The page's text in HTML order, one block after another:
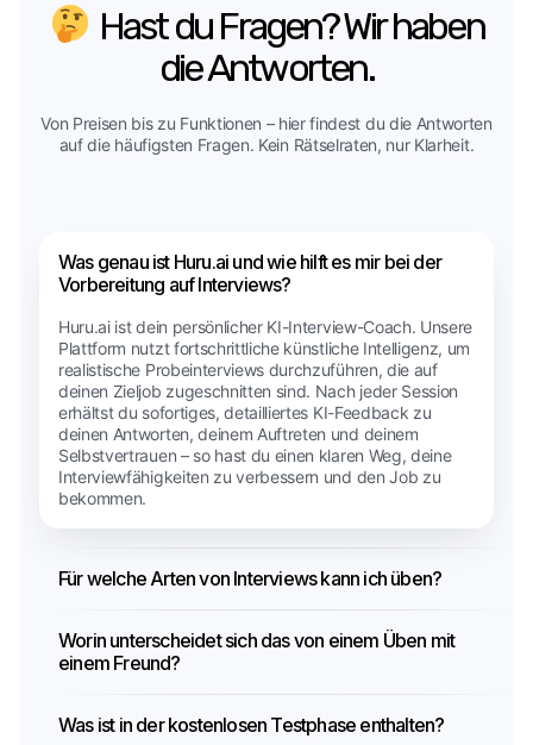
Hast du Fragen? Wir haben
die Antworten.
Von Preisen bis zu Funktionen – hier findest du die Antworten
auf die häufigsten Fragen. Kein Rätselraten, nur Klarheit.
Was genau ist Huru.ai und wie hilft es mir bei der
Vorbereitung auf Interviews?
Huru.ai ist dein persönlicher KI-Interview-Coach. Unsere
Plattform nutzt fortschrittliche künstliche Intelligenz, um
realistische Probeinterviews durchzuführen, die auf
deinen Zieljob zugeschnitten sind. Nach jeder Session
erhältst du sofortiges, detailliertes KI-Feedback zu
deinen Antworten, deinem Auftreten und deinem
Selbstvertrauen – so hast du einen klaren Weg, deine
Interviewfähigkeiten zu verbessern und den Job zu
bekommen.
Für welche Arten von Interviews kann ich üben?
Worin unterscheidet sich das von einem Üben mit
einem Freund?
Was ist in der kostenlosen Testphase enthalten?